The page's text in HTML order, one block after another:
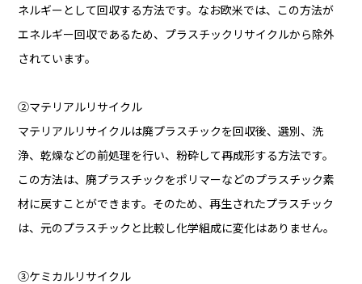
ネルギーとして回収する方法です。なお欧米では、この方法が
エネルギー回収であるため、プラスチックリサイクルから除外
されています。
②マテリアルリサイクル
マテリアルリサイクルは廃プラスチックを回収後、選別、洗
浄、乾燥などの前処理を行い、粉砕して再成形する方法です。
この方法は、廃プラスチックをポリマーなどのプラスチック素
材に戻すことができます。そのため、再生されたプラスチック
は、元のプラスチックと比較し化学組成に変化はありません。
③ケミカルリサイクル